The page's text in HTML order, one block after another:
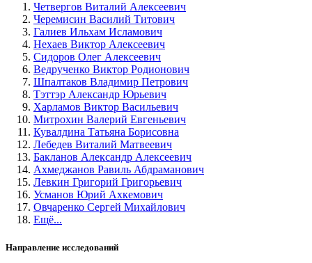
Четвергов Виталий Алексеевич
Черемисин Василий Титович
Галиев Ильхам Исламович
Нехаев Виктор Алексеевич
Сидоров Олег Алексеевич
Ведрученко Виктор Родионович
Шпалтаков Владимир Петрович
Тэттэр Александр Юрьевич
Харламов Виктор Васильевич
Митрохин Валерий Евгеньевич
Кувалдина Татьяна Борисовна
Лебедев Виталий Матвеевич
Бакланов Александр Алексеевич
Ахмеджанов Равиль Абдраманович
Левкин Григорий Григорьевич
Усманов Юрий Ахкемович
Овчаренко Сергей Михайлович
Ещё...
Направление исследований